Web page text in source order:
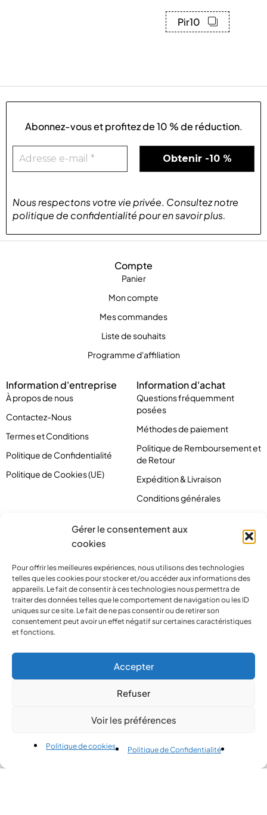
Gérer le consentement aux
cookies
Pour offrir les meilleures expériences, nous utilisons des technologies
telles que les cookies pour stocker et/ou accéder aux informations des
appareils. Le fait de consentir à ces technologies nous permettra de
traiter des données telles que le comportement de navigation ou les ID
uniques sur ce site. Le fait de ne pas consentir ou de retirer son
consentement peut avoir un effet négatif sur certaines caractéristiques
et fonctions.
Accepter
Refuser
Voir les préférences
Politique de cookies Politique de Confidentialité
Pir10
Compte
Panier
Mon compte
Mes commandes
Liste de souhaits
Programme d'affiliation
Information d'entreprise
À propos de nous
Contactez-Nous
Termes et Conditions
Politique de Confidentialité
Politique de Cookies (UE)
Information d'achat
Questions fréquemment
posées
Méthodes de paiement
Politique de Remboursement et
de Retour
Expédition & Livraison
Conditions générales
Abonnez-vous et profitez de10 % de réduction.
Nous respectons votre vie privée. Consultez notre
politique de confidentialitépouren savoir plus.
Copyright 2024 © Pirlove. Tous droits réservés